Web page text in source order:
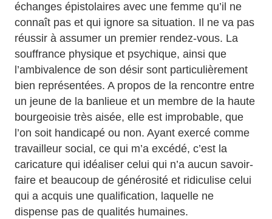
échanges épistolaires avec une femme qu’il ne
connaît pas et qui ignore sa situation. Il ne va pas
réussir à assumer un premier rendez-vous. La
souffrance physique et psychique, ainsi que
l’ambivalence de son désir sont particulièrement
bien représentées. A propos de la rencontre entre
un jeune de la banlieue et un membre de la haute
bourgeoisie très aisée, elle est improbable, que
l’on soit handicapé ou non. Ayant exercé comme
travailleur social, ce qui m’a excédé, c’est la
caricature qui idéaliser celui qui n’a aucun savoir-
faire et beaucoup de générosité et ridiculise celui
qui a acquis une qualification, laquelle ne
dispense pas de qualités humaines.